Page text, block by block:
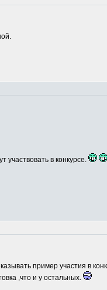
участвовать в конкурсе.
пример участия в
,что и у остальных.